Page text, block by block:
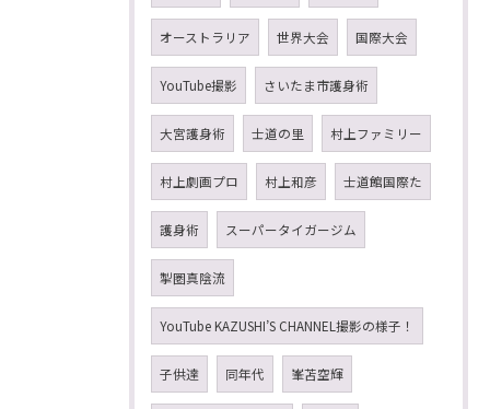
オーストラリア 世界大会 国際大会
YouTube撮影 さいたま市護身術
大宮護身術 士道の里 村上ファミリー
村上劇画プロ 村上和彦 士道館国際た
護身術 スーパータイガージム
掣圏真陰流
YouTube KAZUSHI’S CHANNEL撮影の様子！
子供達 同年代 峯苫空輝